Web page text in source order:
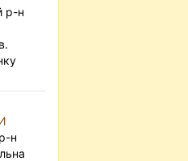
р-н
н